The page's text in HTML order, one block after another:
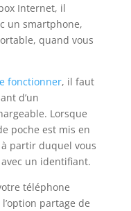
Internet, il
un smartphone,
quand vous
fonctionner, il faut
d’un
Lorsque
poche est mis en
partir duquel vous
un identifiant.
téléphone
partage de